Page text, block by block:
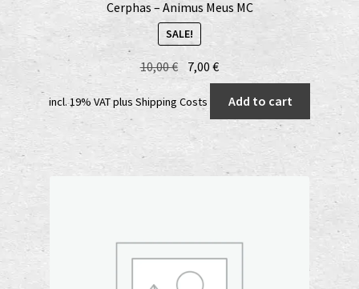
Cerphas – Animus Meus MC
SALE!
10,00€ Original
was:
7,00€Current
price
is:
7,00 €.
incl. 19% VATplus Shipping Costs Add to cart